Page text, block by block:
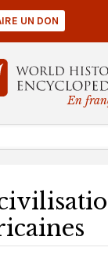
En
UN DON